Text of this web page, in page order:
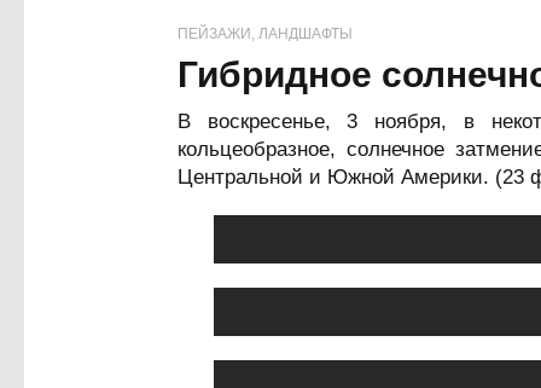
ПЕЙЗАЖИ, ЛАНДШАФТЫ
Гибридное
В воскресенье, 3 ноября, в
кольцеобразное, солнечное
Центральной и Южной Америки. (23